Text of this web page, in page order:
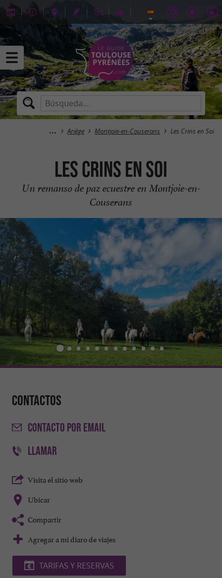
Ariège Montjoie-en-Couserans Les Crins en Soi
Les Crins en Soi
Un remanso de paz ecuestre en Montjoie-en-
Couserans
Contactos
CONTACTO POR EMAIL
LLAMAR
Visita el sitio web
Ubicar
Compartir
Agregar a mi diaro de viajes
TARIFAS Y RESERVAS